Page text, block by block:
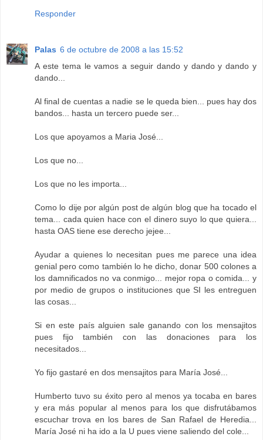
Responder
Palas 6 de octubre de 2008 a las 15:52
A este tema le vamos a seguir dando y dando y dando y
dando...
Al final de cuentas a nadie se le queda bien... pues hay dos
bandos... hasta un tercero puede ser...
Los que apoyamos a Maria José...
Los que no...
Los que no les importa...
Como lo dije por algún post de algún blog que ha tocado el
tema... cada quien hace con el dinero suyo lo que quiera...
hasta OAS tiene ese derecho jejee...
Ayudar a quienes lo necesitan pues me parece una idea
genial pero como también lo he dicho, donar 500 colones a
los damnificados no va conmigo... mejor ropa o comida... y
por medio de grupos o instituciones que SI les entreguen
las cosas...
Si en este país alguien sale ganando con los mensajitos
pues fijo también con las donaciones para los
necesitados...
Yo fijo gastaré en dos mensajitos para María José...
Humberto tuvo su éxito pero al menos ya tocaba en bares
y era más popular al menos para los que disfrutábamos
escuchar trova en los bares de San Rafael de Heredia...
María José ni ha ido a la U pues viene saliendo del cole...